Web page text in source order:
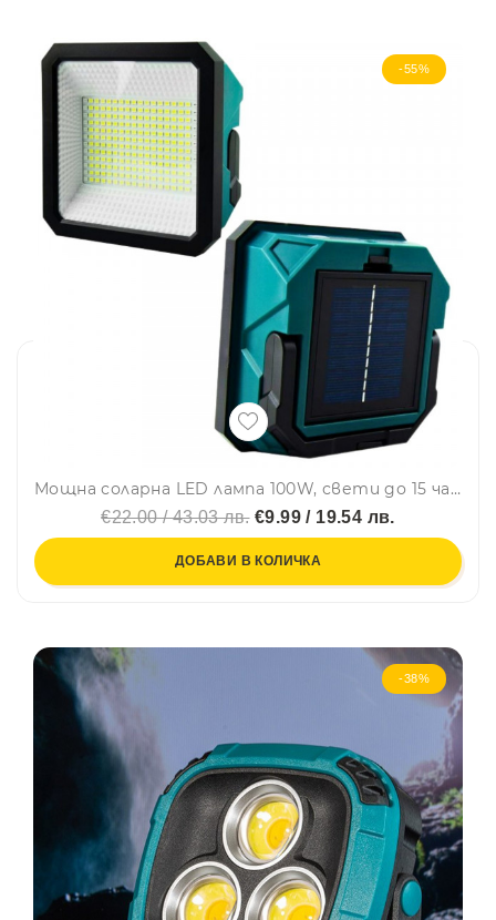
-55%
Мощна соларна LED лампа 100W, свети до 15 часа, зарежда се от слънце или ток, с блиц режим, прожектор - CK 688
€22.00 / 43.03 лв.€9.99 / 19.54 лв.
ДОБАВИ В КОЛИЧКА
-38%